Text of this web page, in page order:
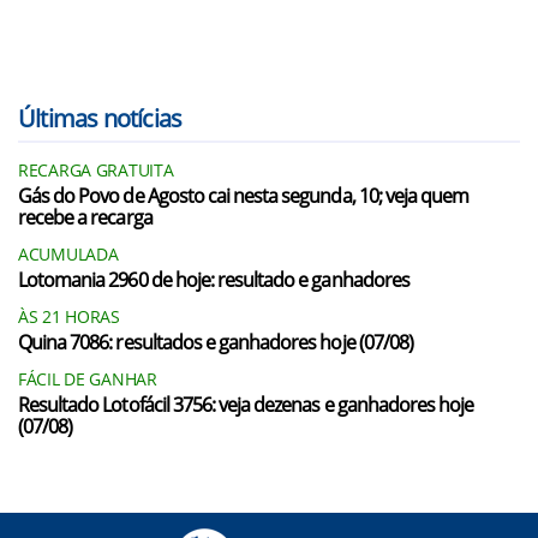
Últimas notícias
RECARGA GRATUITA
Gás do Povo de Agosto cai nesta segunda, 10; veja quem
recebe a recarga
ACUMULADA
Lotomania 2960 de hoje: resultado e ganhadores
ÀS 21 HORAS
Quina 7086: resultados e ganhadores hoje (07/08)
FÁCIL DE GANHAR
Resultado Lotofácil 3756: veja dezenas e ganhadores hoje
(07/08)